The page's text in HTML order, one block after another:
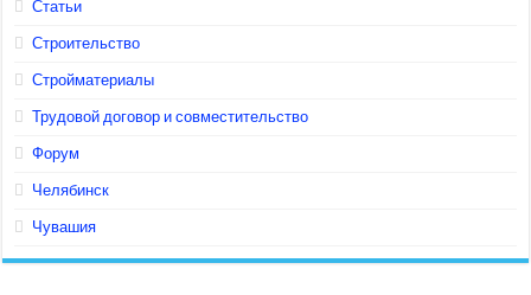
Статьи
Строительство
Стройматериалы
Трудовой договор и совместительство
Форум
Челябинск
Чувашия